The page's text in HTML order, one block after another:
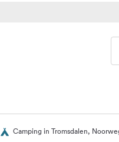
Camping in Tromsdalen,